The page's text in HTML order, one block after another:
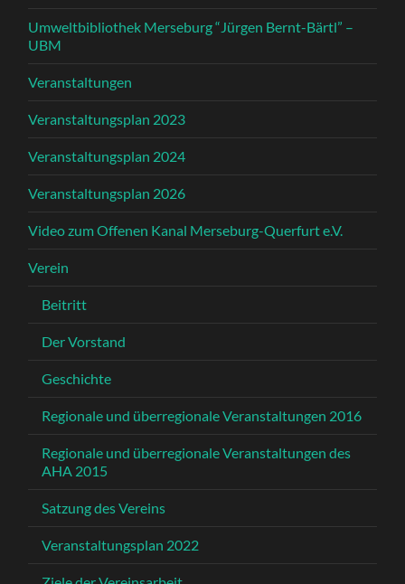
Umweltbibliothek Merseburg “Jürgen Bernt-Bärtl” –
UBM
Veranstaltungen
Veranstaltungsplan 2023
Veranstaltungsplan 2024
Veranstaltungsplan 2026
Video zum Offenen Kanal Merseburg-Querfurt e.V.
Verein
Beitritt
Der Vorstand
Geschichte
Regionale und überregionale Veranstaltungen 2016
Regionale und überregionale Veranstaltungen des
AHA 2015
Satzung des Vereins
Veranstaltungsplan 2022